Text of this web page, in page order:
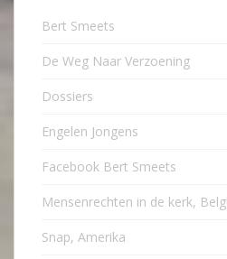
Bert Smeets
De Weg Naar Verzoening
Dossiers
Engelen Jongens
Facebook Bert Smeets
Mensenrechten in de kerk,
Snap, Amerika